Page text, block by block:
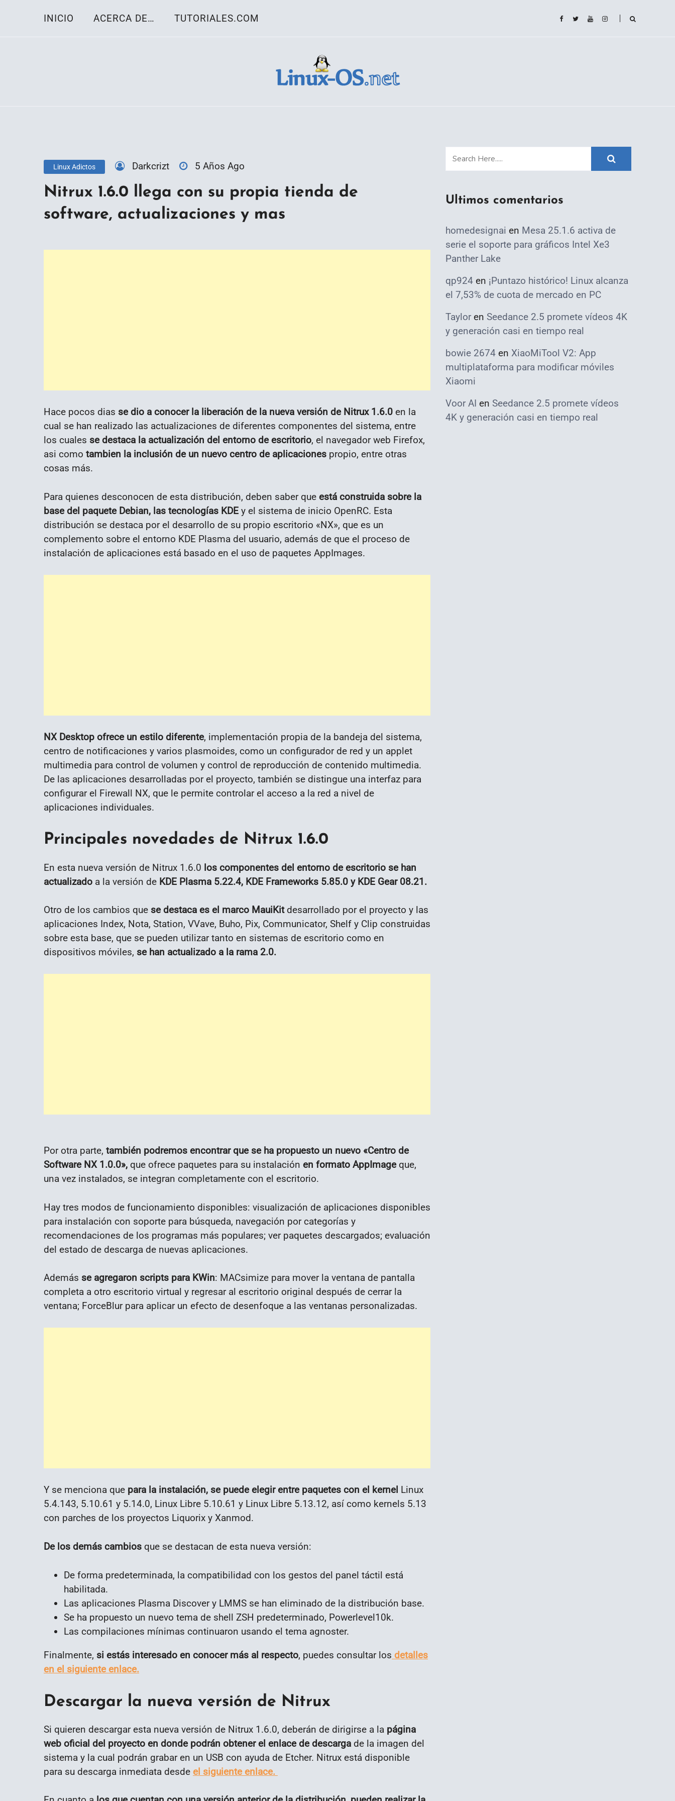
INICIO ACERCA DE… TUTORIALES.COM
Linux Adictos Darkcrizt 5 Años Ago
Nitrux 1.6.0 llega con su propia tienda de
software, actualizaciones y mas
Hace pocos dias se dio a conocer la liberación de la nueva versión de Nitrux 1.6.0 en la
cual se han realizado las actualizaciones de diferentes componentes del sistema, entre
los cuales se destaca la actualización del entorno de escritorio, el navegador web Firefox,
asi como tambien la inclusión de un nuevo centro de aplicaciones propio, entre otras
cosas más.
Para quienes desconocen de esta distribución, deben saber que está construida sobre la
base del paquete Debian, las tecnologías KDE y el sistema de inicio OpenRC. Esta
distribución se destaca por el desarrollo de su propio escritorio «NX», que es un
complemento sobre el entorno KDE Plasma del usuario, además de que el proceso de
instalación de aplicaciones está basado en el uso de paquetes AppImages.
NX Desktop ofrece un estilo diferente, implementación propia de la bandeja del sistema,
centro de notificaciones y varios plasmoides, como un configurador de red y un applet
multimedia para control de volumen y control de reproducción de contenido multimedia.
De las aplicaciones desarrolladas por el proyecto, también se distingue una interfaz para
configurar el Firewall NX, que le permite controlar el acceso a la red a nivel de
aplicaciones individuales.
Principales novedades de Nitrux 1.6.0
En esta nueva versión de Nitrux 1.6.0 los componentes del entorno de escritorio se han
actualizado a la versión de KDE Plasma 5.22.4, KDE Frameworks 5.85.0 y KDE Gear 08.21.
Otro de los cambios que se destaca es el marco MauiKit desarrollado por el proyecto y las
aplicaciones Index, Nota, Station, VVave, Buho, Pix, Communicator, Shelf y Clip construidas
sobre esta base, que se pueden utilizar tanto en sistemas de escritorio como en
dispositivos móviles, se han actualizado a la rama 2.0.
Por otra parte, también podremos encontrar que se ha propuesto un nuevo «Centro de
Software NX 1.0.0», que ofrece paquetes para su instalación en formato AppImageque,
una vez instalados, se integran completamente con el escritorio.
Hay tres modos de funcionamiento disponibles: visualización de aplicaciones disponibles
para instalación con soporte para búsqueda, navegación por categorías y
recomendaciones de los programas más populares; ver paquetes descargados; evaluación
del estado de descarga de nuevas aplicaciones.
Además se agregaron scripts para KWin: MACsimize para mover la ventana de pantalla
completa a otro escritorio virtual y regresar al escritorio original después de cerrar la
ventana; ForceBlur para aplicar un efecto de desenfoque a las ventanas personalizadas.
Y se menciona que para la instalación, se puede elegir entre paquetes con el kernel Linux
5.4.143, 5.10.61 y 5.14.0, Linux Libre 5.10.61 y Linux Libre 5.13.12, así como kernels 5.13
con parches de los proyectos Liquorix y Xanmod.
De los demás cambios que se destacan de esta nueva versión:
De forma predeterminada, la compatibilidad con los gestos del panel táctil está
habilitada.
Las aplicaciones Plasma Discover y LMMS se han eliminado de la distribución base.
Se ha propuesto un nuevo tema de shell ZSH predeterminado, Powerlevel10k.
Las compilaciones mínimas continuaron usando el tema agnoster.
Finalmente, si estás interesado en conocer más al respecto, puedes consultar los detalles
en el siguiente enlace.
Descargar la nueva versión de Nitrux
Si quieren descargar esta nueva versión de Nitrux 1.6.0, deberán de dirigirse a la página
web oficial del proyecto en donde podrán obtener el enlace de descarga de la imagen del
sistema y la cual podrán grabar en un USB con ayuda de Etcher. Nitrux está disponible
para su descarga inmediata desde el siguiente enlace.
Ultimos comentarios
homedesignai en Mesa 25.1.6 activa de
serie el soporte para gráficos Intel Xe3
Panther Lake
qp924 en ¡Puntazo histórico! Linux alcanza
el 7,53% de cuota de mercado en PC
Taylor en Seedance 2.5 promete vídeos 4K
y generación casi en tiempo real
bowie 2674 en XiaoMiTool V2: App
multiplataforma para modificar móviles
Xiaomi
Voor AI en Seedance 2.5 promete vídeos
4K y generación casi en tiempo real